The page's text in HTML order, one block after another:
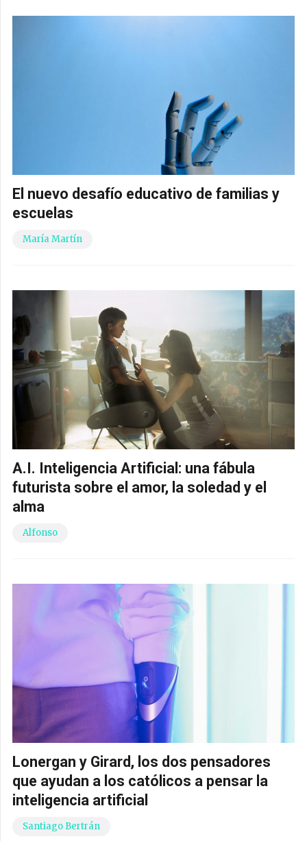
El nuevo desafío educativo de familias y
escuelas
María Martín
A.I. Inteligencia Artificial: una fábula
futurista sobre el amor, la soledad y el
alma
Alfonso
Lonergan y Girard, los dos pensadores
que ayudan a los católicos a pensar la
inteligencia artificial
Santiago Bertrán